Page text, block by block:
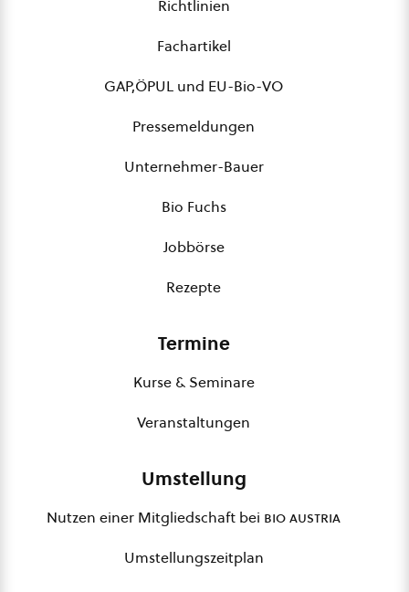
Richtlinien
Fachartikel
GAP,ÖPUL und EU-Bio-VO
Pressemeldungen
Unternehmer-Bauer
Bio Fuchs
Jobbörse
Rezepte
Termine
Kurse & Seminare
Veranstaltungen
Umstellung
Nutzen einer Mitgliedschaft bei bio austria
Umstellungszeitplan